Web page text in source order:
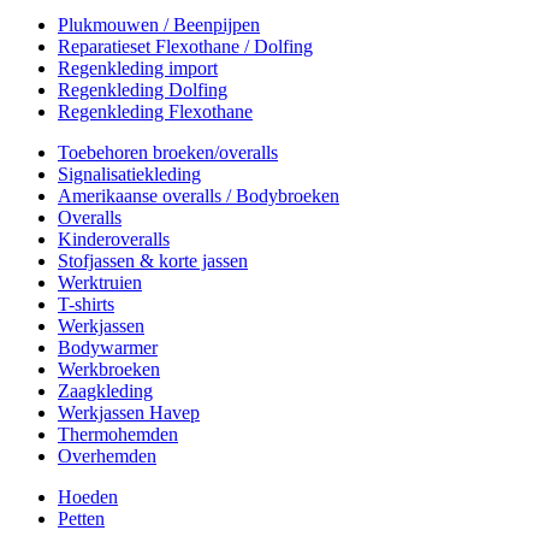
Plukmouwen / Beenpijpen
Reparatieset Flexothane / Dolfing
Regenkleding import
Regenkleding Dolfing
Regenkleding Flexothane
Toebehoren broeken/overalls
Signalisatiekleding
Amerikaanse overalls / Bodybroeken
Overalls
Kinderoveralls
Stofjassen & korte jassen
Werktruien
T-shirts
Werkjassen
Bodywarmer
Werkbroeken
Zaagkleding
Werkjassen Havep
Thermohemden
Overhemden
Hoeden
Petten